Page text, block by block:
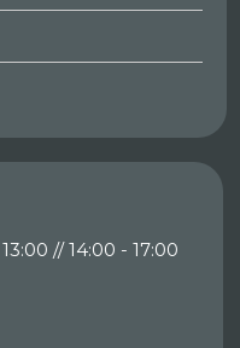
// 14:00 - 17:00